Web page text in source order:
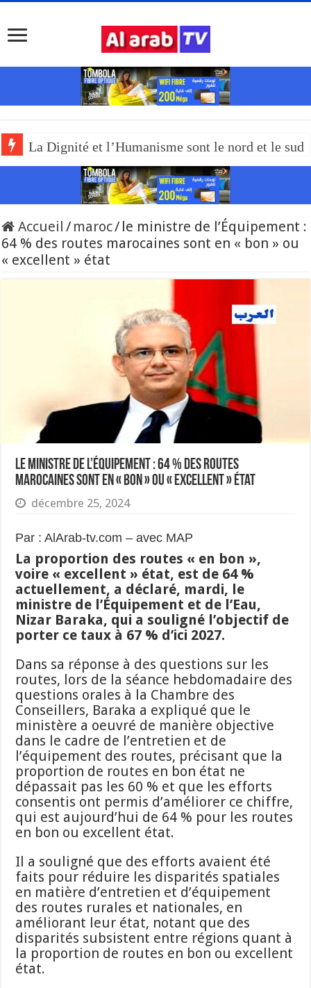
La Dignité et l’Humanisme sont le nord et le
Accueil / maroc/ le ministre de l’Équipement :
64 % des routes marocaines sont en « bon » ou
« excellent » état
le ministre de l’Équipement : 64 % des routes
marocaines sont en « bon » ou « excellent » état
décembre 25, 2024
Par : AlArab-tv.com – avec MAP
La proportion des routes « en bon »,
voire « excellent » état, est de 64 %
actuellement, a déclaré, mardi, le
ministre de l’Équipement et de l’Eau,
Nizar Baraka, qui a souligné l’objectif de
porter ce taux à 67 % d’ici 2027.
Dans sa réponse à des questions sur les
routes, lors de la séance hebdomadaire des
questions orales à la Chambre des
Conseillers, Baraka a expliqué que le
ministère a oeuvré de manière objective
dans le cadre de l’entretien et de
l’équipement des routes, précisant que la
proportion de routes en bon état ne
dépassait pas les 60 % et que les efforts
consentis ont permis d’améliorer ce chiffre,
qui est aujourd’hui de 64 % pour les routes
en bon ou excellent état.
Il a souligné que des efforts avaient été
faits pour réduire les disparités spatiales
en matière d’entretien et d’équipement
des routes rurales et nationales, en
améliorant leur état, notant que des
disparités subsistent entre régions quant à
la proportion de routes en bon ou excellent
état.